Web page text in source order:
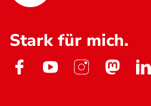
Stark für mich.